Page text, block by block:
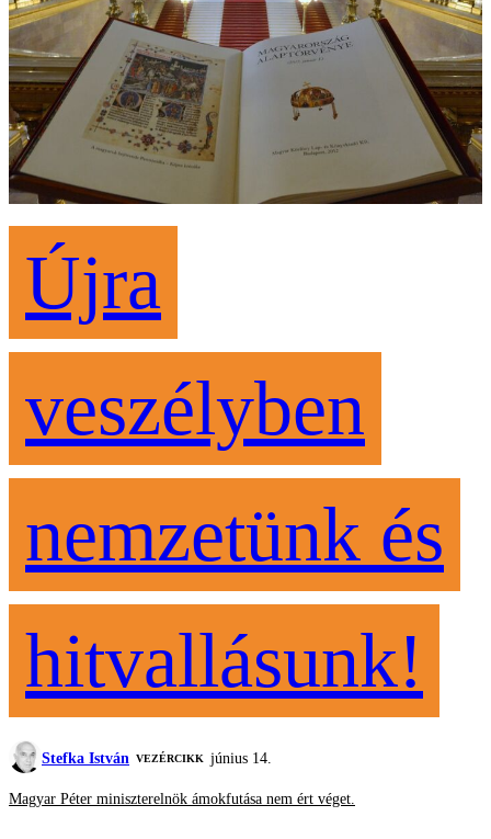
Újra
veszélyben
nemzetünk és
hitvallásunk!
Stefka István VEZÉRCIKK június 14.
Magyar Péter miniszterelnök ámokfutása nem ért véget.